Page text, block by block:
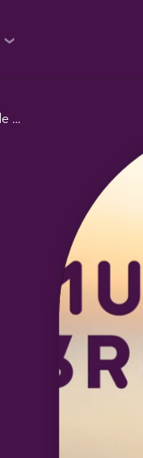
Music for Breakfast: Dudok Aan de Maas (oktober 2025)